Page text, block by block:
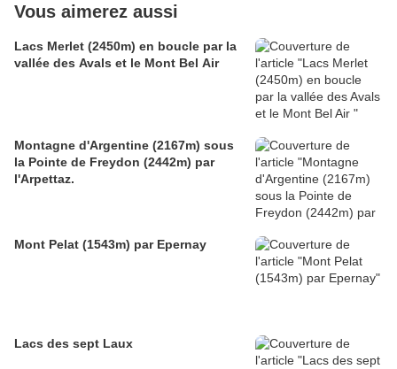
Vous aimerez aussi
Lacs Merlet (2450m) en boucle par la
vallée des Avals et le Mont Bel Air
Montagne d'Argentine (2167m) sous
la Pointe de Freydon (2442m) par
l'Arpettaz.
Mont Pelat (1543m) par Epernay
Lacs des sept Laux